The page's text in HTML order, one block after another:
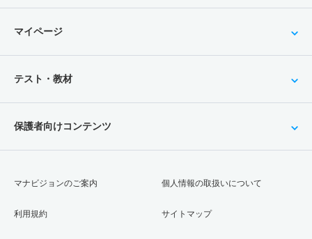
マイページ
テスト・教材
保護者向けコンテンツ
マナビジョンのご案内
利用規約
個人情報の取扱いについて
サイトマップ